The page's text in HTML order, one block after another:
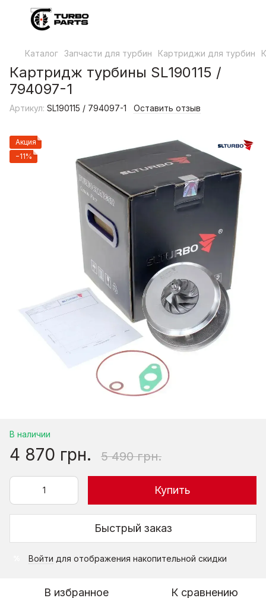
Каталог Запчасти для турбин Картриджи для турбин
Картридж турбины SL190115 /
794097-1
Артикул: SL190115 / 794097-1 Оставить отзыв
Акция
−11%
В наличии
4 870 грн. 5 490 грн.
Купить
Быстрый заказ
Войти для отображения накопительной скидки
В избранное К сравнению